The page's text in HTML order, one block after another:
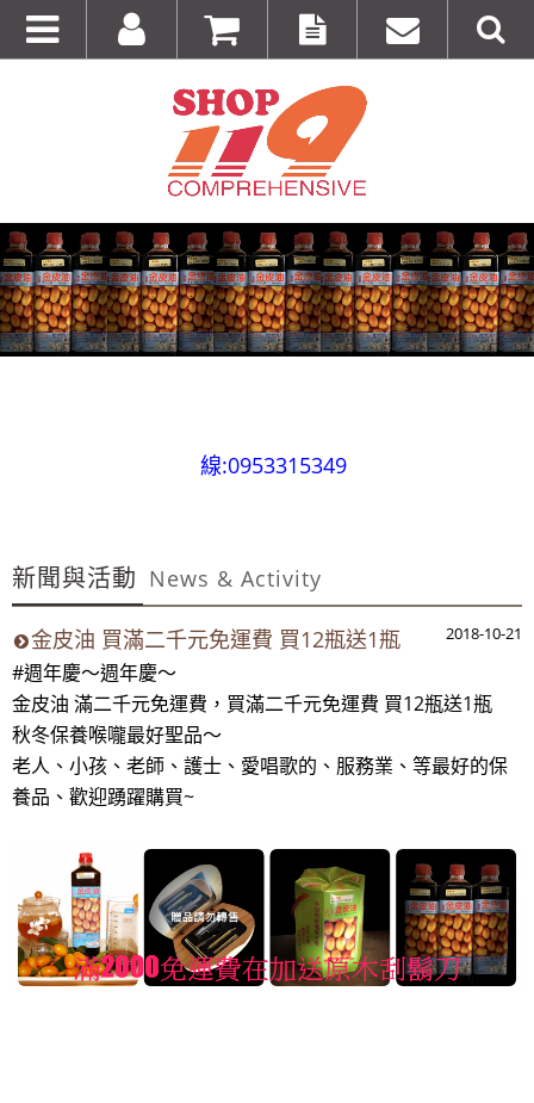
線:0953315349
運費~買12瓶送1瓶~手腳要快喔～秋冬保養喉嚨最好聖品～
100%美國OUTLET代購~全館美國紐約正品服飾~滿
2000元~按讚分享!9折!
全台第一輛到府服務品牌服飾專櫃專車 預約專
線:0953315349
100%美國正品~美國代購短T~全館75折~售完為止!
~週年慶～週年慶～團購聖品~ 金皮油~買滿二千元免
100%美國OUTLET代購~全館美國紐約正品服飾~滿
2000元~按讚分享!9折!
新聞與活動 News & Activity
2018-10-21
金皮油 買滿二千元免運費 買12瓶送1瓶
#週年慶～週年慶～
金皮油 滿二千元免運費，買滿二千元免運費 買12瓶送1瓶
秋冬保養喉嚨最好聖品～
老人、小孩、老師、護士、愛唱歌的、服務業、等最好的保
養品、歡迎踴躍購買~